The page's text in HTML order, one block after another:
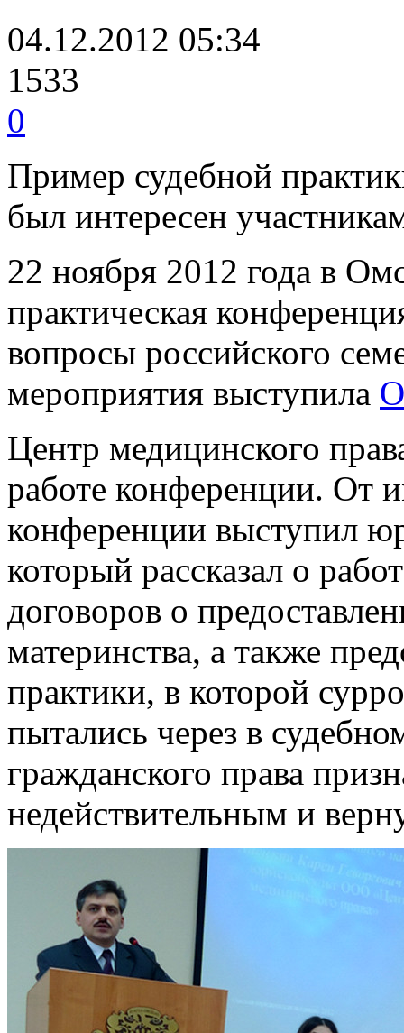
04.12.2012 05:34
1533
0
Пример судебной
был интересен
22 ноября 2012 года в
практическая
вопросы российского
мероприятия выступила
Центр медицинского
работе конференции. От
конференции выступил
который рассказал о
договоров о
материнства, а также
практики, в которой
пытались через в
гражданского права
недействительным и